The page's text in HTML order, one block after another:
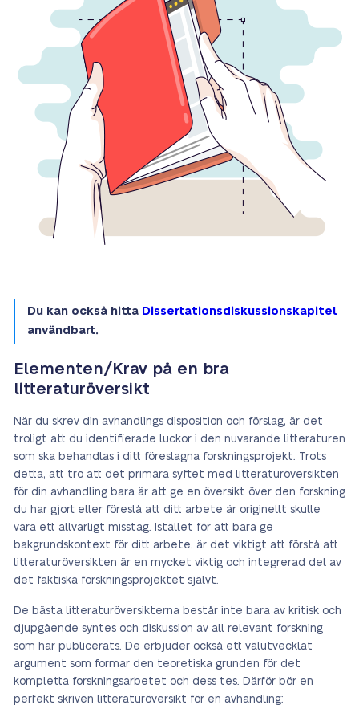
Du kan också hitta Dissertationsdiskussionskapitel
användbart.
Elementen/Krav på en bra
litteraturöversikt
När du skrev din avhandlings disposition och förslag, är det
troligt att du identifierade luckor i den nuvarande litteraturen
som ska behandlas i ditt föreslagna forskningsprojekt. Trots
detta, att tro att det primära syftet med litteraturöversikten
för din avhandling bara är att ge en översikt över den forskning
du har gjort eller föreslå att ditt arbete är originellt skulle
vara ett allvarligt misstag. Istället för att bara ge
bakgrundskontext för ditt arbete, är det viktigt att förstå att
litteraturöversikten är en mycket viktig och integrerad del av
det faktiska forskningsprojektet självt.
De bästa litteraturöversikterna består inte bara av kritisk och
djupgående syntes och diskussion av all relevant forskning
som har publicerats. De erbjuder också ett välutvecklat
argument som formar den teoretiska grunden för det
kompletta forskningsarbetet och dess tes. Därför bör en
perfekt skriven litteraturöversikt för en avhandling: